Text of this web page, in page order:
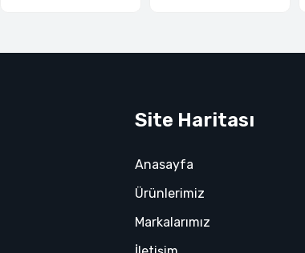
Site Haritası
Anasayfa
Ürünlerimiz
Markalarımız